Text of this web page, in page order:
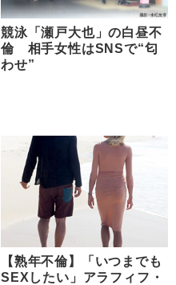
競泳「瀬戸大也」の白昼不
倫 相手女性はSNSで“匂
わせ”
【熟年不倫】「いつまでも
SEXしたい」アラフィフ・